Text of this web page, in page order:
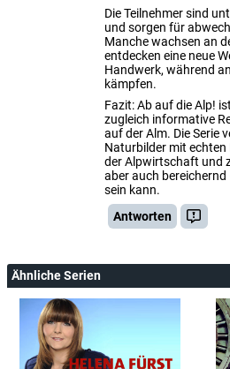
Die Teilnehmer sind
und sorgen für
Manche wachsen an
entdecken eine neue
Handwerk, während
kämpfen.
Fazit: Ab auf die Alp!
zugleich informative
auf der Alm. Die Serie
Naturbilder mit echten
der Alpwirtschaft und
aber auch bereichernd
sein kann.
Antworten
Ähnliche Serien